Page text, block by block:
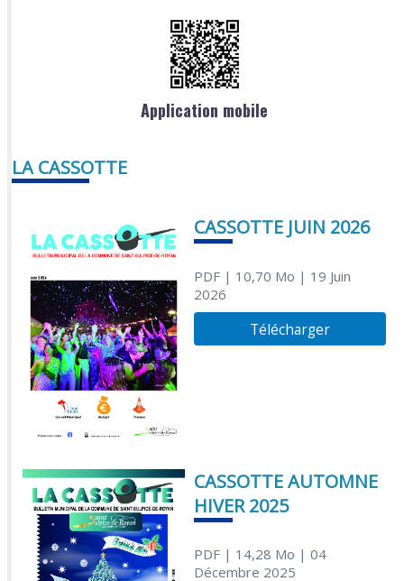
Application mobile
LA CASSOTTE
CASSOTTE JUIN 2026
PDF| 10,70 Mo | 19 Juin
2026
Télécharger
CASSOTTE AUTOMNE
HIVER 2025
PDF| 14,28 Mo | 04
Décembre 2025